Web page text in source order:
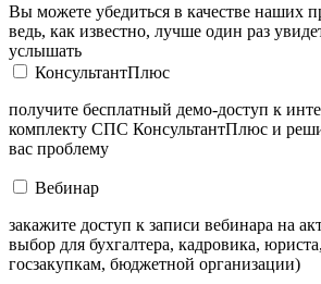
Вы можете убедиться в качестве наших
ведь, как известно, лучше один раз
услышать
КонсультантПлюс
получите бесплатный демо-доступ к
комплекту СПС КонсультантПлюс и
вас проблему
Вебинар
закажите доступ к записи вебинара на
выбор для бухгалтера, кадровика,
госзакупкам, бюджетной организации)